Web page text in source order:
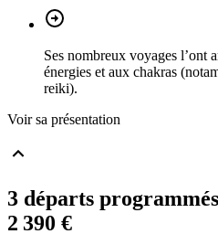
Ses nombreux voyages l’ont
énergies et aux chakras
reiki).
Voir sa présentation
3 départs programmés
2 390 €